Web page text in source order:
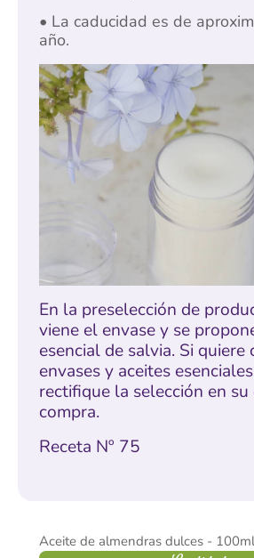
• La caducidad es de
año.
En la preselección de
viene el envase y se
esencial de salvia. Si quiere
envases y aceites
rectifique la selección en
compra.
Receta Nº 75
Aceite de almendras dulces - 100ml